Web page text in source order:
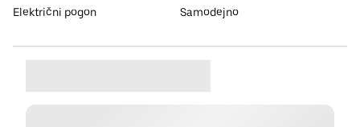
Električni pogon
Samodejno